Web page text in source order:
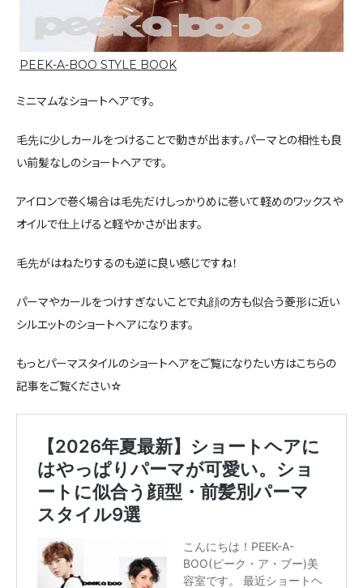
PEEK-A-BOO STYLE BOOK
ミニマムなショートヘアです。
毛先に少しカールをつけることで動きが出ます。パーマとの相性も良
い前髪なしのショートヘアです。
アイロンで巻く場合は毛先だけしっかりめに巻いて軽めのワックスや
オイルで仕上げると軽やかさが出ます。
毛先がはねたりするのも逆に良い感じですね！
パーマやカールをつけすぎないことで丸顔の方も似合う菱形に近い
シルエットのショートヘアになります。
もっとパーマスタイルのショートヘアをご覧になりたい方はこちらの
記事をご覧ください☆